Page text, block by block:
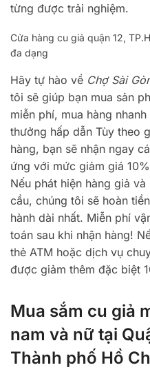
từng được trải nghiệm.
Cửa hàng cu giả quận 12,
đa dạng
Hãy tự hào về Chợ Sài
tôi sẽ giúp bạn mua sản
miễn phí, mua hàng
thưởng hấp dẫn Tùy theo
hàng, bạn sẽ nhận ngay
ứng với mức giảm giá
Nếu phát hiện hàng giả
cầu, chúng tôi sẽ hoàn
hành dài nhất. Miễn phí
toán sau khi nhận hàng!
thẻ ATM hoặc dịch vụ
được giảm thêm đặc biệt
Mua sắm cu giả
nam và nữ tại
Thành phố Hồ